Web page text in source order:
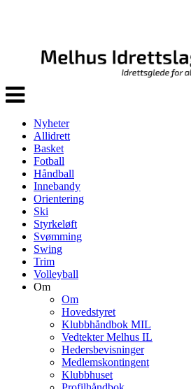
Veksle
navigasjon
Nyheter
Allidrett
Basket
Fotball
Håndball
Innebandy
Orientering
Ski
Styrkeløft
Svømming
Swing
Trim
Volleyball
Om
Om
Hovedstyret
Klubbhåndbok MIL
Vedtekter Melhus IL
Hedersbevisninger
Medlemskontingent
Klubbhuset